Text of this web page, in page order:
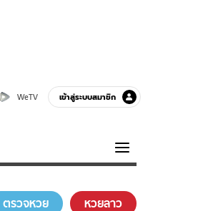
WeTV เข้าสู่ระบบสมาชิก
วามรู้รอบตัว
ตรวจหวย หวยลาว